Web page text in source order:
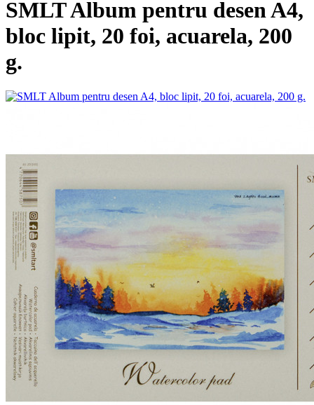
SMLT Album pentru desen A4,
bloc lipit, 20 foi, acuarela, 200
g.